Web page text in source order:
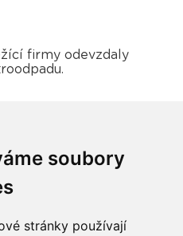
soubory
stránky používají
firmy odevzdaly
další